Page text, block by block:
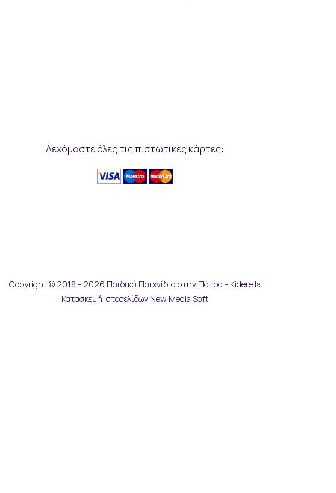
Δεχόμαστε όλες τις πιστωτικές κάρτες:
Copyright © 2018 - 2026 Παιδικά Παιχνίδια στην Πάτρα - Kiderella
Κατασκευή Ιστοσελίδων New Media Soft